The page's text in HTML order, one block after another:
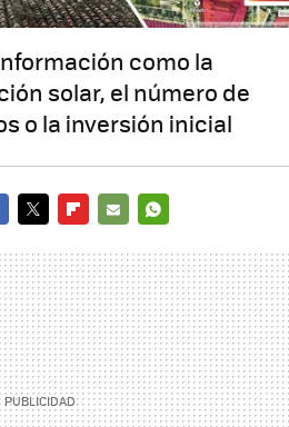
como la
solar, el número de
o la inversión inicial
MAIL